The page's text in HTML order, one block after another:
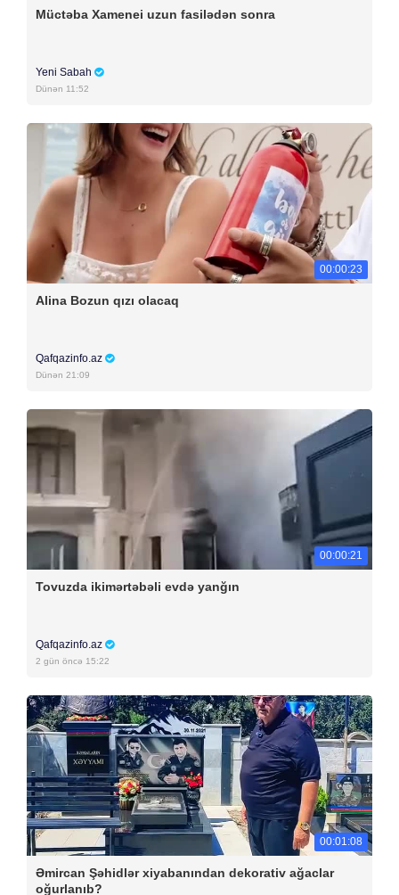
Müctəba Xamenei uzun fasilədən sonra
Yeni Sabah
Dünən 11:52
00:00:23
Alina Bozun qızı olacaq
Qafqazinfo.az
Dünən 21:09
00:00:21
Tovuzda ikimərtəbəli evdə yanğın
Qafqazinfo.az
2 gün öncə 15:22
00:01:08
Əmircan Şəhidlər xiyabanından dekorativ ağaclar
oğurlanıb?